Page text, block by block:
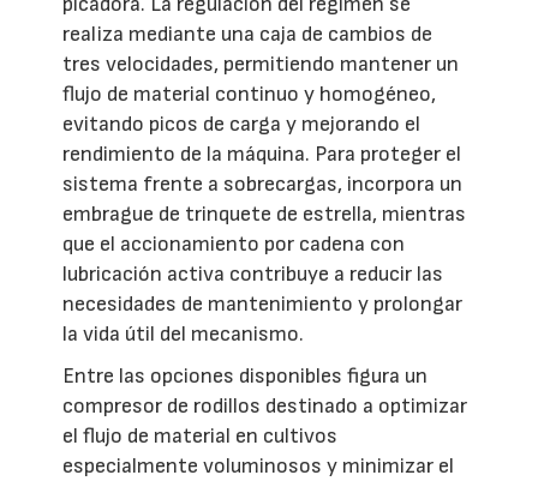
realiza mediante una caja de cambios de
tres velocidades, permitiendo mantener un
flujo de material continuo y homogéneo,
evitando picos de carga y mejorando el
rendimiento de la máquina. Para proteger el
sistema frente a sobrecargas, incorpora un
embrague de trinquete de estrella, mientras
que el accionamiento por cadena con
lubricación activa contribuye a reducir las
necesidades de mantenimiento y prolongar
la vida útil del mecanismo.
Entre las opciones disponibles figura un
compresor de rodillos destinado a optimizar
el flujo de material en cultivos
especialmente voluminosos y minimizar el